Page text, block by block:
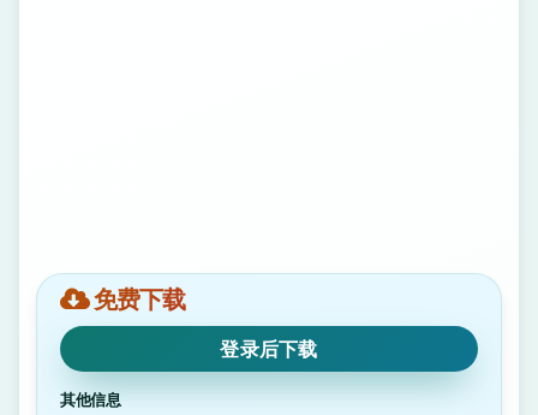
免费下载
登录后下载
其他信息